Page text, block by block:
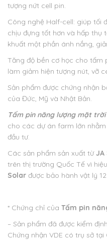
tượng nứt cell pin.
Công nghệ Half-cell: giúp tối
chịu đựng tốt hơn và hấp thụ
khuất một phần ánh nắng,
Tăng độ bền cơ học cho tấm
làm giảm hiện tượng nút, vỡ
Sản phẩm được chứng nhận
của Đức, Mỹ và Nhật Bản.
Tấm pin năng lượng mặt
cho các dự án farm lớn
đầu tư.
Các sản phẩm sản xuất từJA
trên thị trường Quốc Tế vì
Solar được bảo hành vật lý
* Chứng chỉ của Tấm pin
– Sản phẩm đã được kiểm
Chứng nhận VDE có trụ sở